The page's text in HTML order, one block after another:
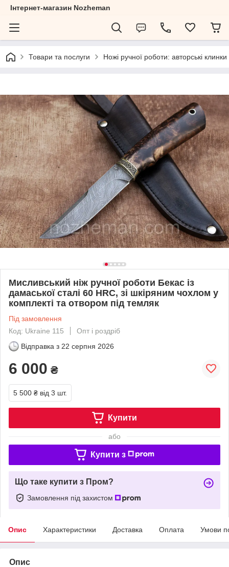
Інтернет-магазин Nozheman
Товари та послуги Ножі ручної роботи: авторські
Мисливський ніж ручної роботи Бекас із
дамаської сталі 60 HRC, зі шкіряним чохлом у
комплекті та отвором під темляк
Під замовлення
Код: Ukraine 115
Опт і роздріб
Відправка з 22 серпня 2026
6 000 ₴
5 500 ₴ від 3 шт.
Купити
або
Купити з
Що таке купити з Пром?
Замовлення під захистом
Опис Характеристики Доставка Оплата Умови
Опис